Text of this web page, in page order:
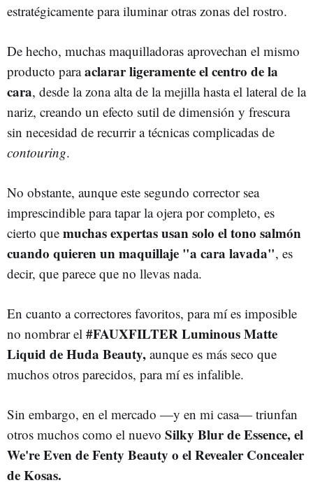
estratégicamente para iluminar otras zonas del rostro.
De hecho, muchas maquilladoras aprovechan el mismo
producto paraaclarar ligeramente el centro de la
cara, desde la zona alta de la mejilla hasta el lateral de la
nariz, creando un efecto sutil de dimensión y frescura
sin necesidad de recurrir a técnicas complicadas de
contouring.
No obstante, aunque este segundo corrector sea
imprescindible para tapar la ojera por completo, es
cierto que muchas expertas usan solo el tono salmón
cuando quieren un maquillaje "a cara lavada", es
decir, que parece que no llevas nada.
En cuanto a correctores favoritos, para mí es imposible
no nombrar el #FAUXFILTER Luminous Matte
Liquid de Huda Beauty, aunque es más seco que
muchos otros parecidos, para mí es infalible.
Sin embargo, en el mercado —y en mi casa— triunfan
otros muchos como el nuevo Silky Blur de Essence, el
We're Even de Fenty Beauty o elRevealer Concealer
de Kosas.